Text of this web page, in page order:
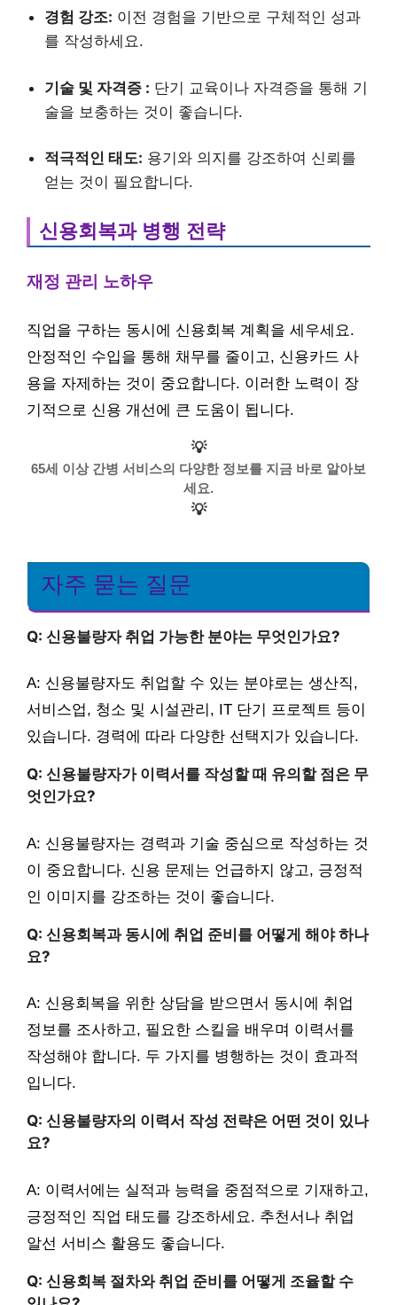
경험 강조: 이전 경험을 기반으로 구체적인 성과
를 작성하세요.
기술 및 자격증 : 단기 교육이나 자격증을 통해 기
술을 보충하는 것이 좋습니다.
적극적인 태도: 용기와 의지를 강조하여 신뢰를
얻는 것이 필요합니다.
신용회복과 병행 전략
재정 관리 노하우
직업을 구하는 동시에 신용회복 계획을 세우세요.
안정적인 수입을 통해 채무를 줄이고, 신용카드 사
용을 자제하는 것이 중요합니다. 이러한 노력이 장
기적으로 신용 개선에 큰 도움이 됩니다.
💡
65세 이상 간병 서비스의 다양한 정보를 지금 바로 알아보
세요.
💡
자주 묻는 질문
Q: 신용불량자 취업 가능한 분야는 무엇인가요?
A: 신용불량자도 취업할 수 있는 분야로는 생산직,
서비스업, 청소 및 시설관리, IT 단기 프로젝트 등이
있습니다. 경력에 따라 다양한 선택지가 있습니다.
Q: 신용불량자가 이력서를 작성할 때 유의할 점은 무
엇인가요?
A: 신용불량자는 경력과 기술 중심으로 작성하는 것
이 중요합니다. 신용 문제는 언급하지 않고, 긍정적
인 이미지를 강조하는 것이 좋습니다.
Q: 신용회복과 동시에 취업 준비를 어떻게 해야 하나
요?
A: 신용회복을 위한 상담을 받으면서 동시에 취업
정보를 조사하고, 필요한 스킬을 배우며 이력서를
작성해야 합니다. 두 가지를 병행하는 것이 효과적
입니다.
Q: 신용불량자의 이력서 작성 전략은 어떤 것이 있나
요?
A: 이력서에는 실적과 능력을 중점적으로 기재하고,
긍정적인 직업 태도를 강조하세요. 추천서나 취업
알선 서비스 활용도 좋습니다.
Q: 신용회복 절차와 취업 준비를 어떻게 조율할 수